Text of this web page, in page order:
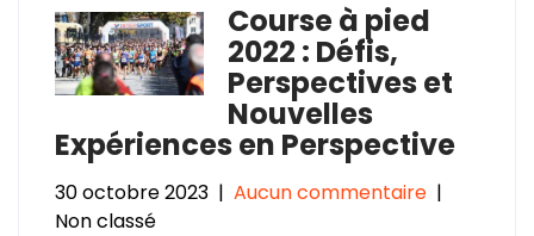
Course à pied
2022 : Défis,
Perspectives et
Nouvelles
Expériences en Perspective
30 octobre 2023 | Aucun commentaire |
Non classé